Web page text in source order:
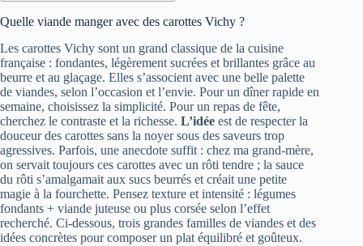
Quelle viande manger avec des carottes Vichy ?
Les carottes Vichy sont un grand classique de la cuisine
française : fondantes, légèrement sucrées et brillantes grâce au
beurre et au glaçage. Elles s’associent avec une belle palette
de viandes, selon l’occasion et l’envie. Pour un dîner rapide en
semaine, choisissez la simplicité. Pour un repas de fête,
cherchez le contraste et la richesse. L’idée est de respecter la
douceur des carottes sans la noyer sous des saveurs trop
agressives. Parfois, une anecdote suffit : chez ma grand‑mère,
on servait toujours ces carottes avec un rôti tendre ; la sauce
du rôti s’amalgamait aux sucs beurrés et créait une petite
magie à la fourchette. Pensez texture et intensité : légumes
fondants + viande juteuse ou plus corsée selon l’effet
recherché. Ci‑dessous, trois grandes familles de viandes et des
idées concrètes pour composer un plat équilibré et goûteux.